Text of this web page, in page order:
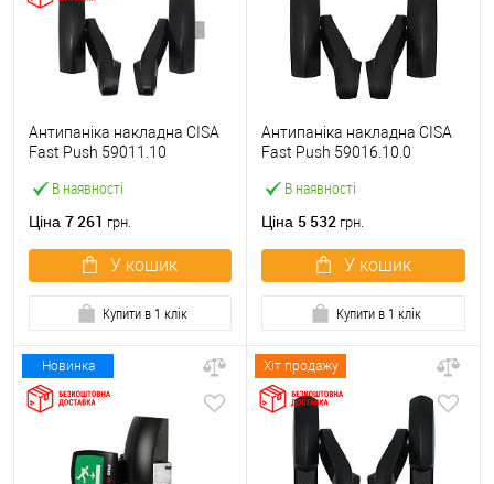
В наявності
Антипаніка накладна CISA
Fast Push 59011.10
штанги
Ціна 7 261 грн.
У кошик
Купити в 1 клік
В наявності
Антипаніка накладна CISA
Fast Push 59016.10.0
штанги
Ціна 5 532 грн.
У кошик
Купити в 1 клік
Новинка Хіт продажу